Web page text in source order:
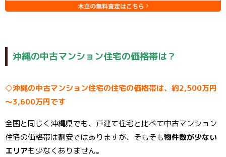
沖縄の中古マンション住宅の価格帯は？
◇沖縄の中古マンション住宅の住宅の価格帯は、約2,500万円
～3,600万円です
全国と同じく沖縄県でも、戸建て住宅と比べて中古マンション
住宅の価格帯は割安ではありますが、そもそも物件数が少ない
エリアも少なくありません。